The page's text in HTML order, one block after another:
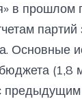
в прошлом
Основные
(1,8
предыдущим